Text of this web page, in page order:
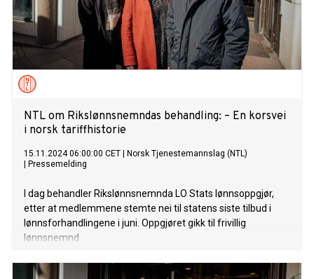
NTL om Rikslønnsnemndas behandling: – En korsvei
i norsk tariffhistorie
15.11.2024 06:00:00 CET
Norsk Tjenestemannslag (NTL)
Pressemelding
I dag behandler Rikslønnsnemnda LO Stats lønnsoppgjør,
etter at medlemmene stemte nei til statens siste tilbud i
lønnsforhandlingene i juni. Oppgjøret gikk til frivillig
lønnsnemnd.